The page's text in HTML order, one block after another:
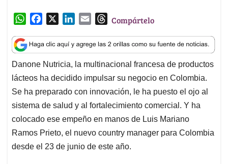
W
a
t
s
A
p
p
c
e
b
o
o
k
n
k
e
d
I
n
a
i
l
T
r
e
a
d
s
Compártelo
Danone Nutricia, la multinacional francesa de productos
lácteos ha decidido impulsar su negocio en Colombia.
Se ha preparado con innovación, le ha puesto el ojo al
sistema de salud y al fortalecimiento comercial. Y ha
colocado ese empeño en manos de Luis Mariano
Ramos Prieto, el nuevo country manager para Colombia
desde el 23 de junio de este año.